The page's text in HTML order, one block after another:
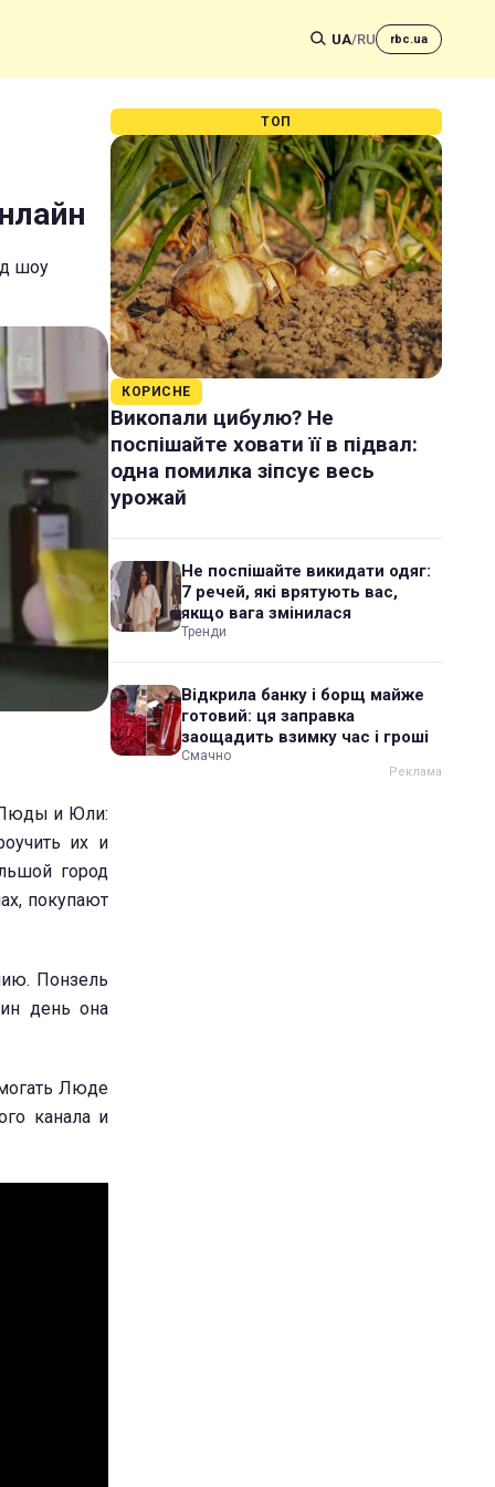
UA/RU rbc.ua
шоу
Люды и Юли:
их и
город
покупают
Понзель
день она
Люде
канала и
ТОП
КОРИСНЕ
Викопали цибулю? Не
поспішайте ховати її в підвал:
одна помилка зіпсує весь
урожай
Не поспішайте викидати одяг:
7 речей, які врятують вас,
якщо вага змінилася
Тренди
Відкрила банку і борщ майже
готовий: ця заправка
заощадить взимку час і гроші
Смачно